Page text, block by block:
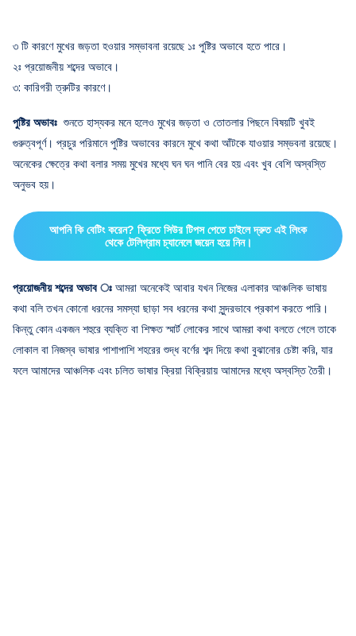
৩ টি কারণে মুখের জড়তা হওয়ার সম্ভাবনা রয়েছে ১ঃ পুষ্টির অভাবে হতে পারে।
২ঃ প্রয়োজনীয় শব্দের অভাবে।
৩: কারিগরী ত্রুটির কারণে।
পুষ্টির অভাবঃ শুনতে হাস্যকর মনে হলেও মুখের জড়তা ও তোতলার পিছনে বিষয়টি খুবই
গুরুত্বপূর্ণ। প্রচুর পরিমানে পুষ্টির অভাবের কারনে মুখে কথা আঁটকে যাওয়ার সম্ভবনা রয়েছে।
অনেকের ক্ষেত্রে কথা বলার সময় মুখের মধ্যে ঘন ঘন পানি বের হয় এবং খুব বেশি অস্বস্তি
অনুভব হয়।
আপনি কি বেটিং করেন? ফ্রিতে সিউর টিপস পেতে চাইলে দ্রুত এই লিংক
থেকে টেলিগ্রাম চ্যানেলে জয়েন হয়ে নিন।
প্রয়োজনীয় শব্দের অভাব ঃ আমরা অনেকেই আবার যখন নিজের এলাকার আঞ্চলিক ভাষায়
কথা বলি তখন কোনো ধরনের সমস্যা ছাড়া সব ধরনের কথা সুন্দরভাবে প্রকাশ করতে পারি।
কিন্তু কোন একজন শহুরে ব্যক্তি বা শিক্ষত স্মার্ট লোকের সাথে আমরা কথা বলতে গেলে তাকে
লোকাল বা নিজস্ব ভাষার পাশাপাশি শহরের শুদ্ধ বর্ণের শব্দ দিয়ে কথা বুঝানোর চেষ্টা করি, যার
ফলে আমাদের আঞ্চলিক এবং চলিত ভাষার ক্রিয়া বিক্রিয়ায় আমাদের মধ্যে অস্বস্তি তৈরী।